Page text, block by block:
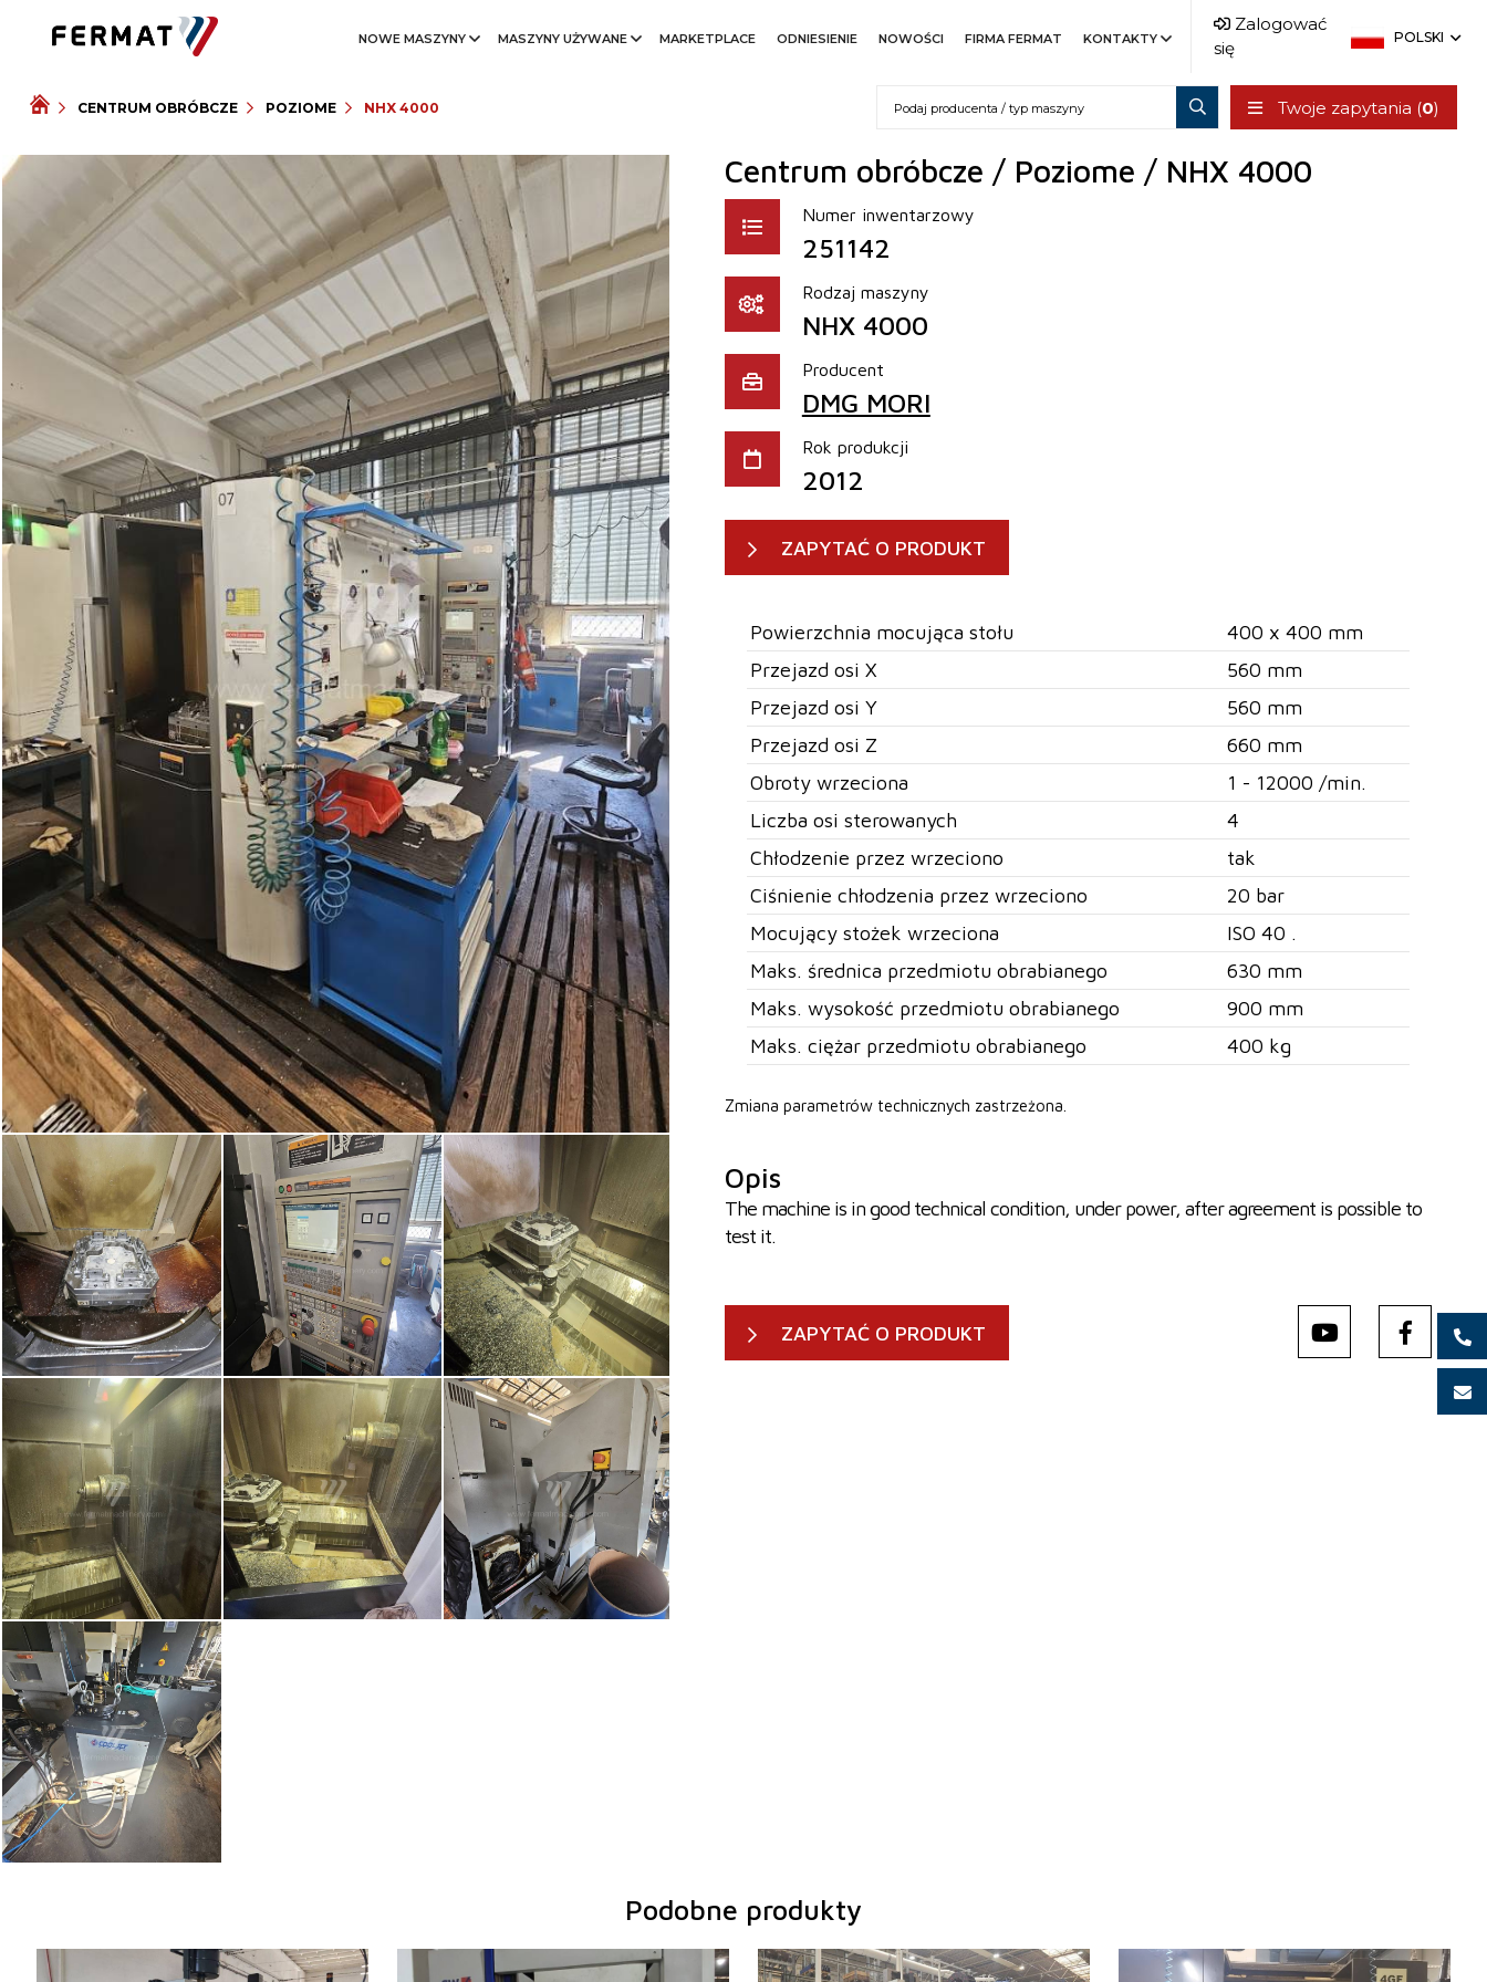
NOWE MASZYNY MASZYNY UŻYWANE MARKETPLACE ODNIESIENIE NOWOŚCI FIRMA FERMAT KONTAKTY
Zalogować
się
POLSKI
CENTRUM OBRÓBCZE POZIOME NHX 4000 Twoje zapytania (0)
Centrum obróbcze / Poziome / NHX 4000
Numer inwentarzowy
251142
Rodzaj maszyny
NHX 4000
Producent
DMG MORI
Rok produkcji
2012
ZAPYTAĆ O PRODUKT
Powierzchnia mocująca stołu
400 x 400 mm
Przejazd osi X
560 mm
Przejazd osi Y
560 mm
Przejazd osi Z
660 mm
Obroty wrzeciona
1 - 12000 /min.
Liczba osi sterowanych
4
Chłodzenie przez wrzeciono
tak
Ciśnienie chłodzenia przez wrzeciono
20 bar
Mocujący stożek wrzeciona
ISO 40 .
Maks. średnica przedmiotu obrabianego
630 mm
Maks. wysokość przedmiotu obrabianego
900 mm
Maks. ciężar przedmiotu obrabianego
400 kg
Zmiana parametrów technicznych zastrzeżona.
Opis
The machine is in good technical condition, under power, after agreement is possible to
test it.
ZAPYTAĆ O PRODUKT
Podobne produkty
Rok produkcji:
2004
Rok produkcji:
2003
Rok produkcji:
2010
Rok produkcji:
2017